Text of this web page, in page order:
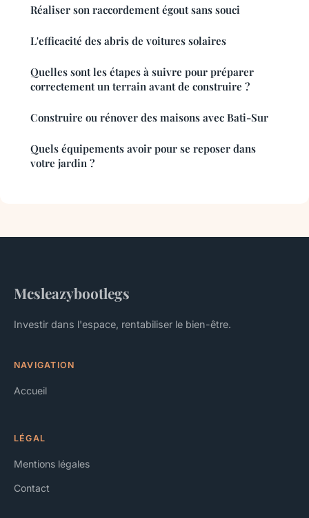
Réaliser son raccordement égout sans souci
L'efficacité des abris de voitures solaires
Quelles sont les étapes à suivre pour préparer
correctement un terrain avant de construire ?
Construire ou rénover des maisons avec Bati-Sur
Quels équipements avoir pour se reposer dans
votre jardin ?
Mcsleazybootlegs
Investir dans l'espace, rentabiliser le bien-être.
NAVIGATION
Accueil
LÉGAL
Mentions légales
Contact